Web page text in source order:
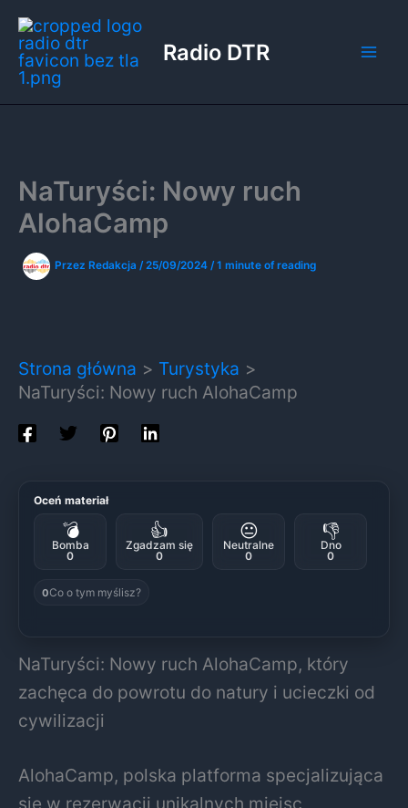
Przejdź
do
treści
Radio DTR
NaTuryści: Nowy ruch
AlohaCamp
Przez Redakcja /25/09/2024 /1 minute of reading
Strona główna
Turystyka
NaTuryści: Nowy ruch AlohaCamp
Oceń materiał
💣
Bomba
0
👍
Zgadzam się
0
😐
Neutralne
0
👎
Dno
0
0Co o tym myślisz?
NaTuryści: Nowy ruch AlohaCamp, który
zachęca do powrotu do natury i ucieczki od
cywilizacji
AlohaCamp, polska platforma specjalizująca
się w rezerwacji unikalnych miejsc